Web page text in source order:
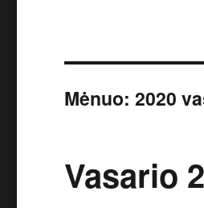
Mėnuo:2020
Vasario